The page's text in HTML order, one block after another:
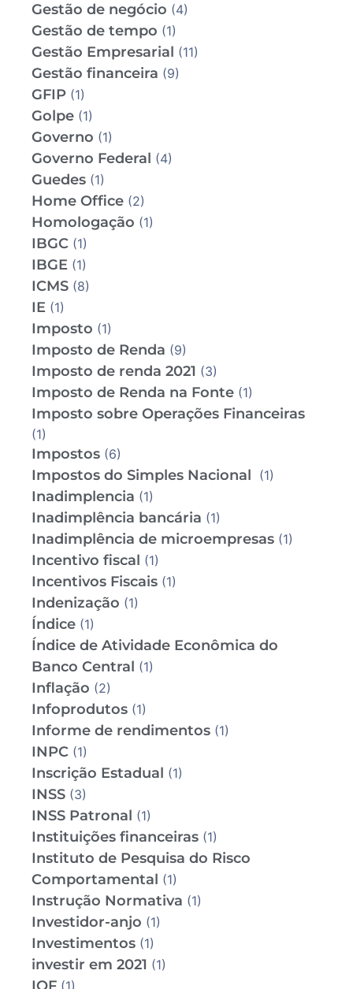
Gestão de negócio (4)
Gestão de tempo (1)
Gestão Empresarial (11)
Gestão financeira (9)
GFIP (1)
Golpe (1)
Governo (1)
Governo Federal (4)
Guedes (1)
Home Office (2)
Homologação (1)
IBGC (1)
IBGE (1)
ICMS (8)
IE (1)
Imposto (1)
Imposto de Renda (9)
Imposto de renda 2021 (3)
Imposto de Renda na Fonte (1)
Imposto sobre Operações Financeiras
(1)
Impostos (6)
Impostos do Simples Nacional (1)
Inadimplencia (1)
Inadimplência bancária (1)
Inadimplência de microempresas (1)
Incentivo fiscal (1)
Incentivos Fiscais (1)
Indenização (1)
Índice (1)
Índice de Atividade Econômica do
Banco Central (1)
Inflação (2)
Infoprodutos (1)
Informe de rendimentos (1)
INPC (1)
Inscrição Estadual (1)
INSS (3)
INSS Patronal (1)
Instituições financeiras (1)
Instituto de Pesquisa do Risco
Comportamental (1)
Instrução Normativa (1)
Investidor-anjo (1)
Investimentos (1)
investir em 2021 (1)